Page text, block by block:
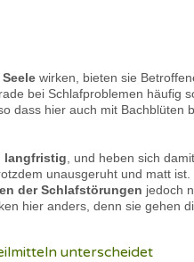
wirken, bieten sie
bei Schlafproblemen häufig
dass hier auch mit Bachblüten
langfristig , und heben sich
unausgeruht und matt
der Schlafstörungen jedoch
hier anders, denn sie gehen
unterscheidet